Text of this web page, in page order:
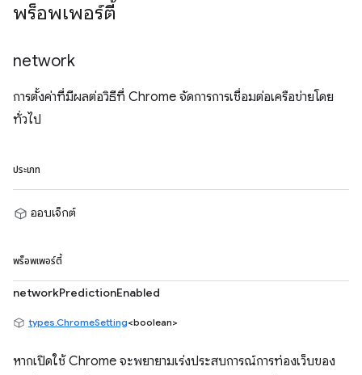
พร็อพเพอร์ตี้
network
การตั้งค่าที่มีผลต่อวิธีที่ Chrome จัดการการเชื่อมต่อเครือข่ายโดย
ทั่วไป
ประเภท
ออบเจ็กต์
พร็อพเพอร์ตี้
networkPredictionEnabled
types.ChromeSetting<boolean>
หากเปิดใช้ Chrome จะพยายามเร่งประสบการณ์การท่องเว็บของ